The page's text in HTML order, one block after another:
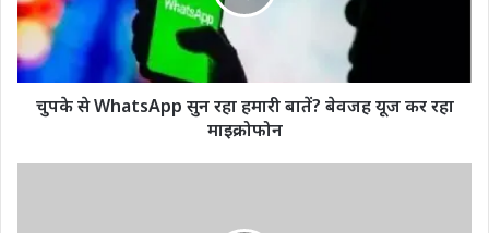
हमारी
बातें?
बेवजह
यूज
चुपके से WhatsApp सुन रहा हमारी बातें? बेवजह यूज कर रहा
माइक्रोफोन